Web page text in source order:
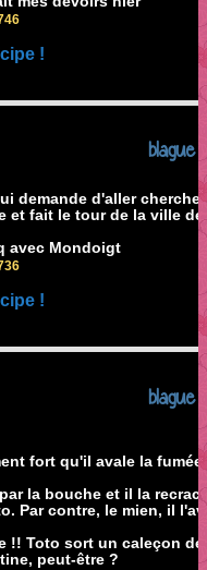
!
blague
demande d'aller
et fait le tour de la ville
avec Mondoigt
!
blague
fort qu'il avale la
la bouche et il la
Par contre, le mien, il
!! Toto sort un caleçon
peut-être ?